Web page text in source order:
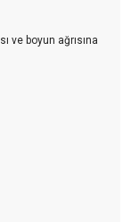
ve boyun ağrısına